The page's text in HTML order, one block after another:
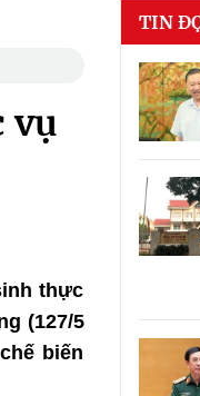
vụ
thực
(127/5
biến
TIN